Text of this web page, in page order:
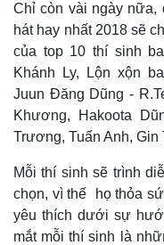
Chỉ còn vài ngày nữa,
hát hay nhất 2018 sẽ
của top 10 thí sinh
Khánh Ly, Lộn xộn
Juun Đăng Dũng -
Khương, Hakoota
Trương, Tuấn Anh, Gin
Mỗi thí sinh sẽ trình
chọn, vì thế họ thỏa
yêu thích dưới sự
mắt mỗi thí sinh là